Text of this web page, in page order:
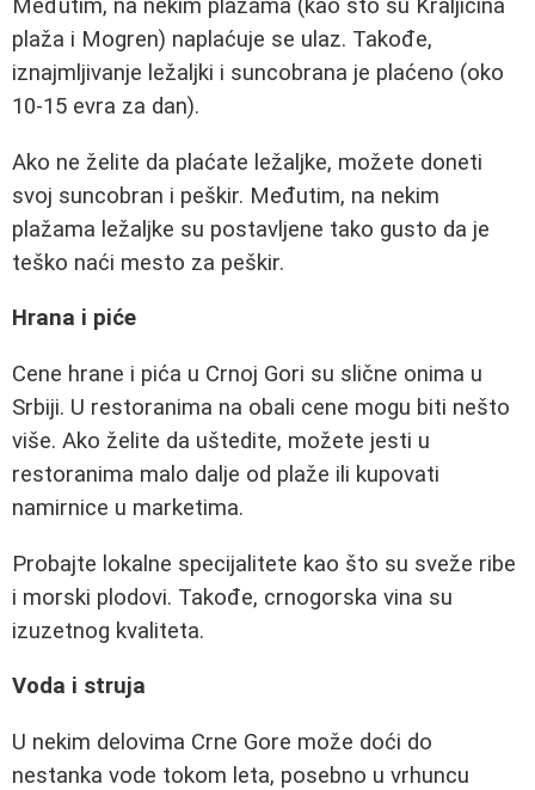
Međutim, na nekim plažama (kao što su Kraljičina
plaža i Mogren) naplaćuje se ulaz. Takođe,
iznajmljivanje ležaljki i suncobrana je plaćeno (oko
10-15 evra za dan).
Ako ne želite da plaćate ležaljke, možete doneti
svoj suncobran i peškir. Međutim, na nekim
plažama ležaljke su postavljene tako gusto da je
teško naći mesto za peškir.
Hrana i piće
Cene hrane i pića u Crnoj Gori su slične onima u
Srbiji. U restoranima na obali cene mogu biti nešto
više. Ako želite da uštedite, možete jesti u
restoranima malo dalje od plaže ili kupovati
namirnice u marketima.
Probajte lokalne specijalitete kao što su sveže ribe
i morski plodovi. Takođe, crnogorska vina su
izuzetnog kvaliteta.
Voda i struja
U nekim delovima Crne Gore može doći do
nestanka vode tokom leta, posebno u vrhuncu